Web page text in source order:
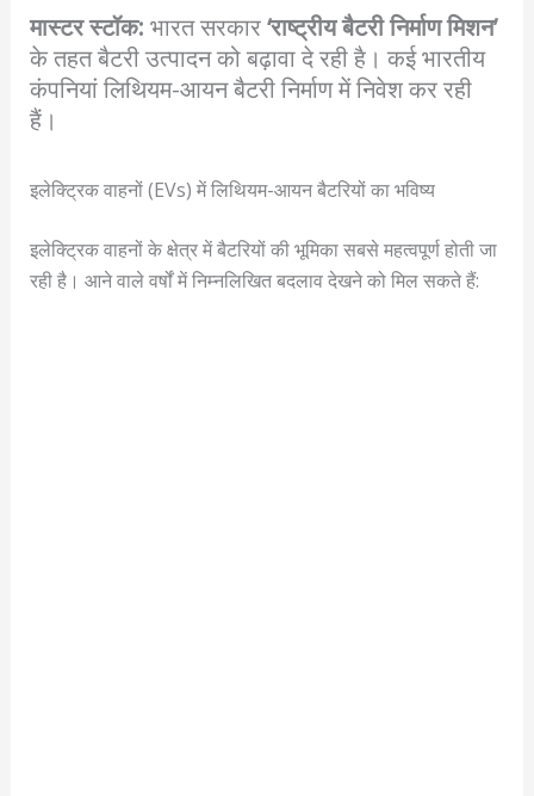
मास्टर स्टॉक: भारत सरकार‘राष्ट्रीय बैटरी निर्माण मिशन’
के तहत बैटरी उत्पादन को बढ़ावा दे रही है। कई भारतीय
कंपनियां लिथियम-आयन बैटरी निर्माण में निवेश कर रही
हैं।
इलेक्ट्रिक वाहनों (EVs) में लिथियम-आयन बैटरियों का भविष्य
इलेक्ट्रिक वाहनों के क्षेत्र में बैटरियों की भूमिका सबसे महत्वपूर्ण होती जा
रही है। आने वाले वर्षों में निम्नलिखित बदलाव देखने को मिल सकते हैं: